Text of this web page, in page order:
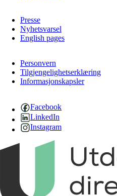
Presse
Nyhetsvarsel
English pages
Personvern
Tilgjengelighetserklæring
Informasjonskapsler
Facebook
LinkedIn
Instagram